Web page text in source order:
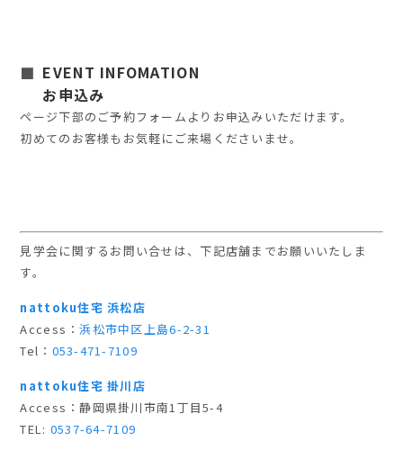
EVENT INFOMATION
お申込み
ページ下部のご予約フォームよりお申込みいただけます。
初めてのお客様もお気軽にご来場くださいませ。
見学会に関するお問い合せは、下記店舗までお願いいたしま
す。
nattoku住宅 浜松店
Access：浜松市中区上島6-2-31
Tel： 053-471-7109
nattoku住宅 掛川店
Access：静岡県掛川市南1丁目5-4
TEL: 0537-64-7109